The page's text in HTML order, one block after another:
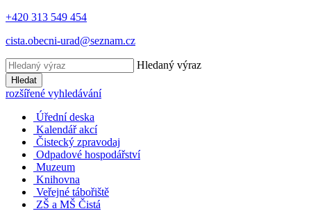
+420 313 549 454
cista.obecni-urad@seznam.cz
Hledaný výraz
Hledat
rozšířené vyhledávání
Úřední deska
Kalendář akcí
Čistecký zpravodaj
Odpadové hospodářství
Muzeum
Knihovna
Veřejné tábořiště
ZŠ a MŠ Čistá